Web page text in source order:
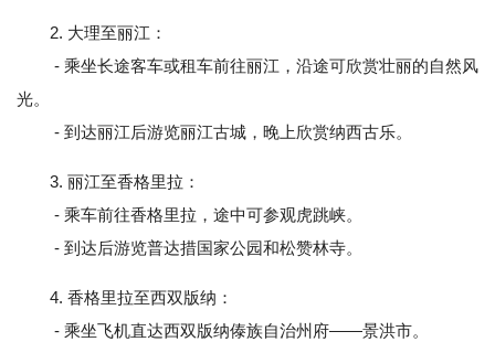
2. 大理至丽江：
- 乘坐长途客车或租车前往丽江，沿途可欣赏壮丽的自然风
光。
- 到达丽江后游览丽江古城，晚上欣赏纳西古乐。
3. 丽江至香格里拉：
- 乘车前往香格里拉，途中可参观虎跳峡。
- 到达后游览普达措国家公园和松赞林寺。
4. 香格里拉至西双版纳：
- 乘坐飞机直达西双版纳傣族自治州府——景洪市。